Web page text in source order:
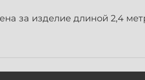
за изделие длиной 2,4